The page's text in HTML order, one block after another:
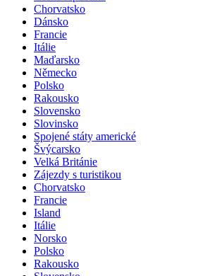
Chorvatsko
Dánsko
Francie
Itálie
Maďarsko
Německo
Polsko
Rakousko
Slovensko
Slovinsko
Spojené státy americké
Švýcarsko
Velká Británie
Zájezdy s turistikou
Chorvatsko
Francie
Island
Itálie
Norsko
Polsko
Rakousko